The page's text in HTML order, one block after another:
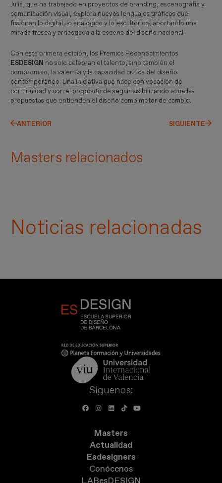
Juliá, que ha trabajado en proyectos de branding, escenografía y
comunicación visual, explora nuevos lenguajes gráficos que
fusionan lo digital, lo analógico y lo escultórico, aportando una
mirada fresca y arriesgada a la escena del diseño nacional.
Con esta primera edición, los Premios Reconocimientos
ESDESIGN no solo celebran el talento, sino también el
compromiso, la valentía y la capacidad crítica del diseño
contemporáneo. Una iniciativa que nace con vocación de
continuidad y con el propósito de seguir visibilizando aquellas
propuestas que entienden el diseño como motor de cambio.
ANTERIOR SIGUIENTE
Masters relacionados
Noticias relacionadas
Síguenos:
Masters
Actualidad
Esdesigners
Conócenos